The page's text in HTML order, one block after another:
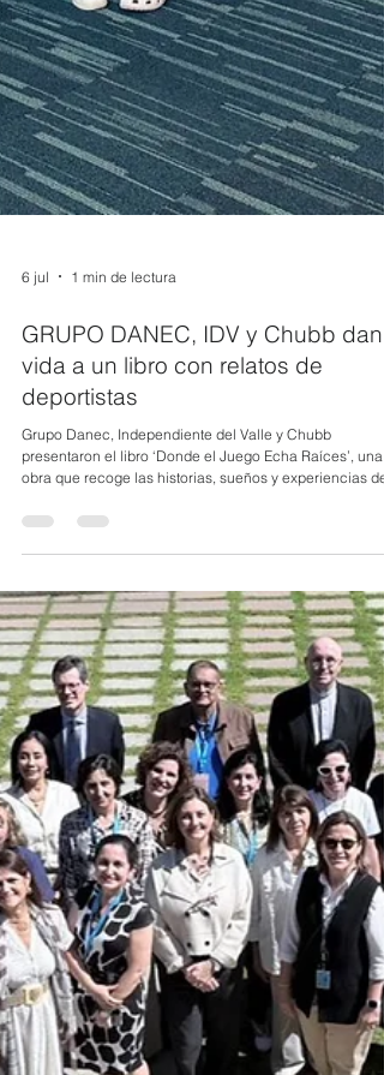
6 jul 1 min de lectura
GRUPO DANEC, IDV y Chubb dan
vida a un libro con relatos de
deportistas
Grupo Danec, Independiente del Valle y Chubb
presentaron el libro ‘Donde el Juego Echa Raíces’, una
obra que recoge las historias, sueños y experiencias de
niños, niñas y adolescentes que forman parte de Latidos
del Valle, un programa que promueve la inclusión, el
respeto y el desarrollo a través del deporte y que es
apoyado por Grupo Danec. La publicación refleja el
impacto del deporte como una herramienta para
valores, generar oportunidades y transformar vidas, r